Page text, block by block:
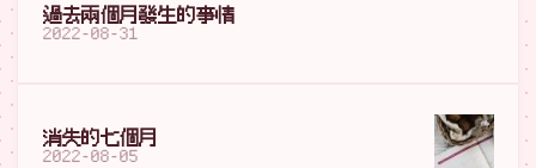
過去兩個月發生的事情
2022-08-31
消失的七個月
2022-08-05